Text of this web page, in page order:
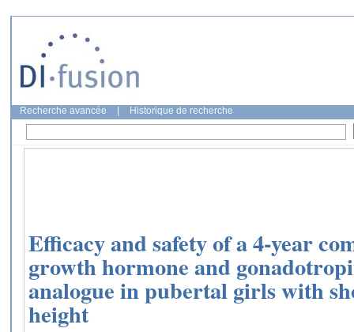
Recherche avancée Historique de recherche
Efficacy and safety of a 4-year
growth hormone and
analogue in pubertal girls with
height